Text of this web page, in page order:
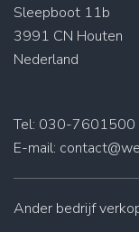
Sleepboot 11b
3991 CN Houten
Nederland
Tel: 030-7601500
E-mail:
Ander bedrijf